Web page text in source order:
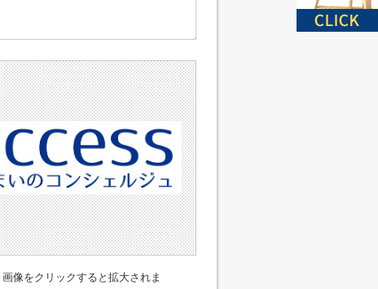
画像をクリックすると拡大されま